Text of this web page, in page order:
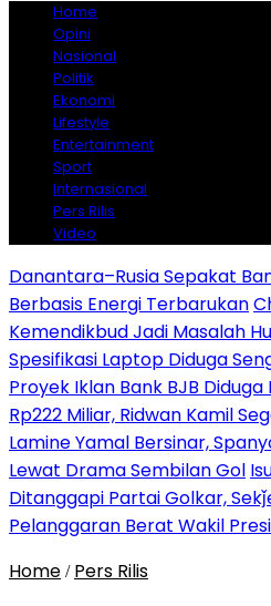
Home
Opini
Nasional
Politik
Ekonomi
Lifestyle
Entertainment
Sport
Internasional
Pers Rilis
Video
Danantara–Rusia Sepakat
Berbasis Energi Terbarukan
Kemendikbud Jadi Masalah
Spesifikasi Laptop Diduga
Proyek Iklan Bank BJB
Rp222 Miliar, Ridwan Kamil
Lamine Yamal Bersinar,
Lewat Drama Sembilan Gol
Ditanggapi Partai Golkar,
Pelanggaran Berat Wakil
Home / Pers Rilis